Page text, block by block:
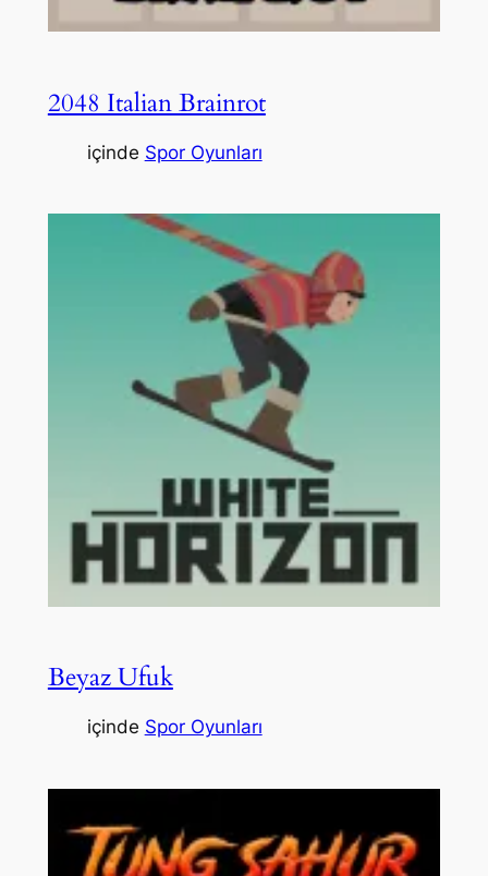
2048 Italian Brainrot
içinde Spor Oyunları
Beyaz Ufuk
içinde Spor Oyunları